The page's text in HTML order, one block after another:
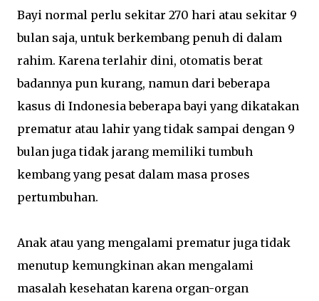
Bayi normal perlu sekitar 270 hari atau sekitar 9
bulan saja, untuk berkembang penuh di dalam
rahim. Karena terlahir dini, otomatis berat
badannya pun kurang, namun dari beberapa
kasus di Indonesia beberapa bayi yang dikatakan
prematur atau lahir yang tidak sampai dengan 9
bulan juga tidak jarang memiliki tumbuh
kembang yang pesat dalam masa proses
pertumbuhan.
Anak atau yang mengalami prematur juga tidak
menutup kemungkinan akan mengalami
masalah kesehatan karena organ-organ